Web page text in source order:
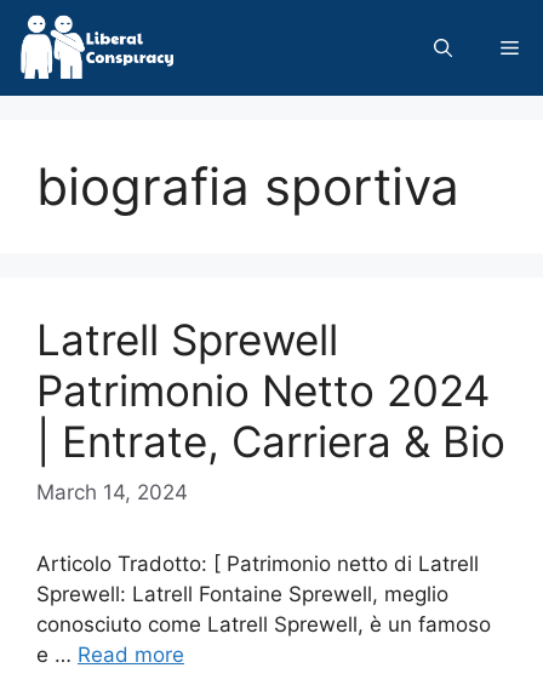
Skip
content
biografia sportiva
Latrell Sprewell
Patrimonio Netto 2024
| Entrate, Carriera & Bio
March 14, 2024
Articolo Tradotto: [ Patrimonio netto di Latrell
Sprewell: Latrell Fontaine Sprewell, meglio
conosciuto come Latrell Sprewell, è un famoso
e … Read more